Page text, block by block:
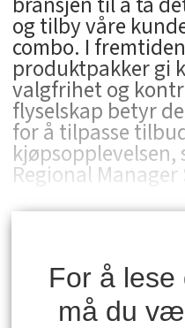
og tilby våre
combo. I
produktpakker gi
valgfrihet og
flyselskap betyr
for å tilpasse
kjøpsopplevelsen,
Regional
For å lese
må du